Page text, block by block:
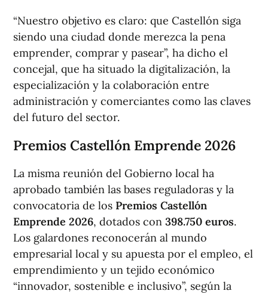
“Nuestro objetivo es claro: que Castellón siga
siendo una ciudad donde merezca la pena
emprender, comprar y pasear”, ha dicho el
concejal, que ha situado la digitalización, la
especialización y la colaboración entre
administración y comerciantes como las claves
del futuro del sector.
Premios Castellón Emprende 2026
La misma reunión del Gobierno local ha
aprobado también las bases reguladoras y la
convocatoria de los Premios Castellón
Emprende 2026, dotados con 398.750 euros.
Los galardones reconocerán al mundo
empresarial local y su apuesta por el empleo, el
emprendimiento y un tejido económico
“innovador, sostenible e inclusivo”, según la